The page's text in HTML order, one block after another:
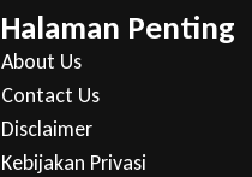
Halaman Penting
About Us
Contact Us
Disclaimer
Kebijakan Privasi